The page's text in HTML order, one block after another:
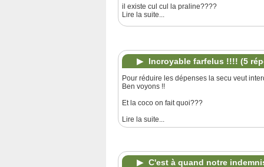
il existe cul cul la praline????
Lire la suite...
Incroyable farfelus !!!! (5
Pour réduire les dépenses la secu veut
Ben voyons !!
Et la coco on fait quoi???
Lire la suite...
C'est à quand notre